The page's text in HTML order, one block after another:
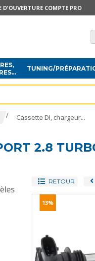
D'OUVERTURE COMPTE PRO
TUNING/
/ Cassette DI, chargeur...
2.8
RETOUR
13%